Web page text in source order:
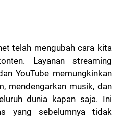
telah mengubah cara kita
Layanan streaming
YouTube memungkinkan
mendengarkan musik, dan
dunia kapan saja. Ini
yang sebelumnya tidak